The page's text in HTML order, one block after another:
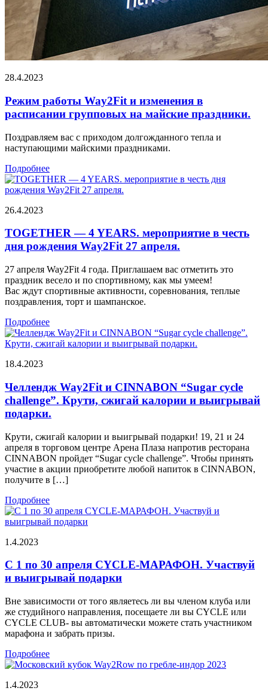
28.4.2023
Режим работы Way2Fit и изменения в
расписании групповых на майские праздники.
Поздравляем вас с приходом долгожданного тепла и
наступающими майскими праздниками.
Подробнее
26.4.2023
TOGETHER — 4 YEARS. мероприятие в честь
дня рождения Way2Fit 27 апреля.
27 апреля Way2Fit 4 года. Приглашаем вас отметить это
праздник весело и по спортивному, как мы умеем!
Вас ждут спортивные активности, соревнования, теплые
поздравления, торт и шампанское.
Подробнее
18.4.2023
Челлендж Way2Fit и CINNABON “Sugar cycle
challenge”. Крути, сжигай калории и выигрывай
подарки.
Крути, сжигай калории и выигрывай подарки! 19, 21 и 24
апреля в торговом центре Арена Плаза напротив ресторана
CINNABON пройдет “Sugar cycle challenge”. Чтобы принять
участие в акции приобретите любой напиток в CINNABON,
получите в […]
Подробнее
1.4.2023
С 1 по 30 апреля CYCLE-МАРАФОН. Участвуй
и выигрывай подарки
Вне зависимости от того являетесь ли вы членом клуба или
же студийного направления, посещаете ли вы CYCLE или
CYCLE CLUB- вы автоматически можете стать участником
марафона и забрать призы.
Подробнее
1.4.2023